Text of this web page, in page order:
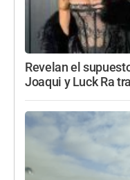
Revelan el
Joaqui y Luck Ra